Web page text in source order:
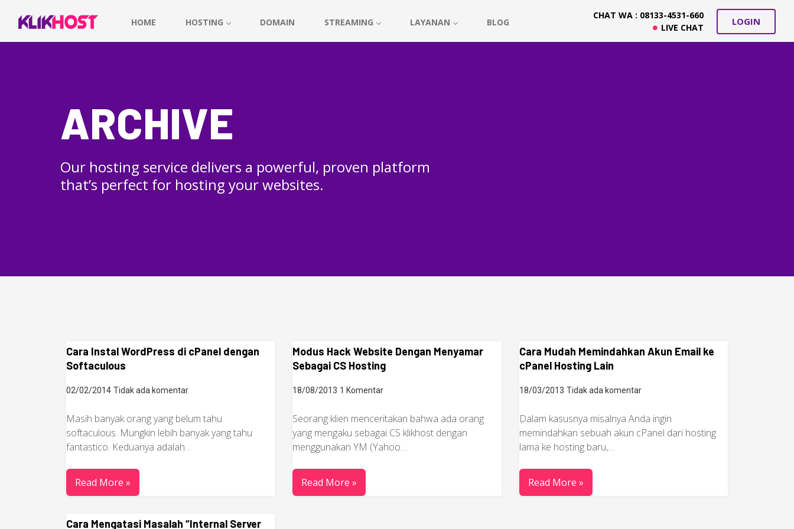
HOME HOSTING DOMAIN STREAMING LAYANAN BLOG
CHAT WA : 08133-4531-660
LIVE CHAT
LOGIN
ARCHIVE
Our hosting service delivers a powerful, proven platform
that’s perfect for hosting your websites.
Cara Instal WordPress di cPanel dengan
Softaculous
02/02/2014 Tidak ada komentar
Masih banyak orang yang belum tahu
softaculous. Mungkin lebih banyak yang tahu
fantastico. Keduanya adalah…
Read More »
Modus Hack Website Dengan Menyamar
Sebagai CS Hosting
18/08/2013 1 Komentar
Seorang klien menceritakan bahwa ada orang
yang mengaku sebagai CS klikhost dengan
menggunakan YM (Yahoo…
Read More »
Cara Mudah Memindahkan Akun Email ke
cPanel Hosting Lain
18/03/2013 Tidak ada komentar
Dalam kasusnya misalnya Anda ingin
memindahkan sebuah akun cPanel dari hosting
lama ke hosting baru,…
Read More »
Cara Mengatasi Masalah “Internal Server